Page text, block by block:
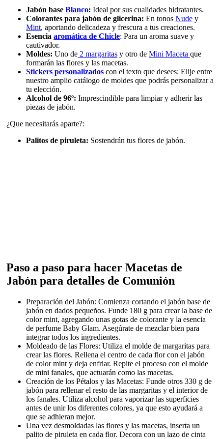
Jabón base Blanco: Ideal por sus cualidades hidratantes.
Colorantes para jabón de glicerina: En tonos Nude y
Mint, aportando delicadeza y frescura a tus creaciones.
Esencia aromática de Chicle: Para un aroma suave y
cautivador.
Moldes: Uno de 2 margaritas y otro de Mini Maceta que
formarán las flores y las macetas.
Stickers personalizados con el texto que desees: Elije entre
nuestro amplio catálogo de moldes que podrás personalizar a
tu elección.
Alcohol de 96º: Imprescindible para limpiar y adherir las
piezas de jabón.
¿Que necesitarás aparte?:
Palitos de piruleta: Sostendrán tus flores de jabón.
Paso a paso para hacer Macetas de
Jabón para detalles de Comunión
Preparación del Jabón: Comienza cortando el jabón base de
jabón en dados pequeños. Funde 180 g para crear la base de
color mint, agregando unas gotas de colorante y la esencia
de perfume Baby Glam. Asegúrate de mezclar bien para
integrar todos los ingredientes.
Moldeado de las Flores: Utiliza el molde de margaritas para
crear las flores. Rellena el centro de cada flor con el jabón
de color mint y deja enfriar. Repite el proceso con el molde
de mini fanales, que actuarán como las macetas.
Creación de los Pétalos y las Macetas: Funde otros 330 g de
jabón para rellenar el resto de las margaritas y el interior de
los fanales. Utiliza alcohol para vaporizar las superficies
antes de unir los diferentes colores, ya que esto ayudará a
que se adhieran mejor.
Una vez desmoldadas las flores y las macetas, inserta un
palito de piruleta en cada flor. Decora con un lazo de cinta